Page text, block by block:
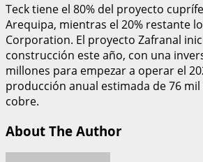
Teck tiene el 80% del proyecto
Arequipa, mientras el 20% restante
Corporation. El proyecto Zafranal
construcción este año, con una
millones para empezar a operar el
producción anual estimada de 76
cobre.
About The Author